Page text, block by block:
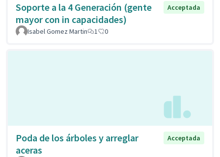
Soporte a la 4 Generación (gente
mayor con in capacidades)
Acceptada
Isabel Gomez Martin 1 0
Poda de los árboles y arreglar
aceras
Acceptada